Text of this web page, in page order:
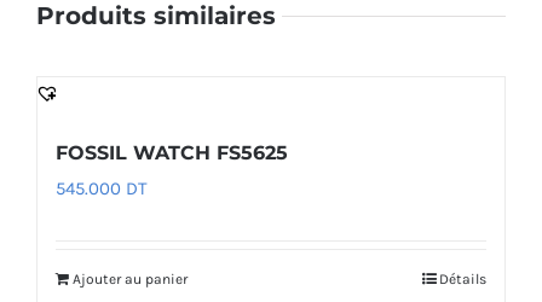
Produits similaires
FOSSIL WATCH FS5625
545.000 DT
Ajouter au panier Détails